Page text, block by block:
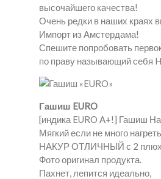
высочайшего качества!
Очень редки в наших краях
Импорт из Амстердама!
Спешите попробовать
по праву называющий себя
Гашиш EURO
[индика EURO A+!] Гашиш
Мягкий если не много
НАКУР ОТЛИЧНЫЙ с 2
Фото оригинал продукта.
Пахнет, лепится идеально,